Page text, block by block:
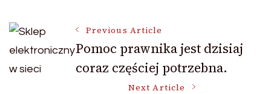
Post
Navigation
Previous Article
Pomoc prawnika jest dzisiaj
coraz częściej potrzebna.
Next Article